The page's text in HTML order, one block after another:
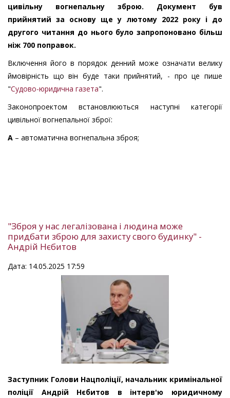
цивільну вогнепальну зброю. Документ був
прийнятий за основу ще у лютому 2022 року і до
другого читання до нього було запропоновано більш
ніж 700 поправок.
Включення його в порядок денний може означати велику
ймовірність що він буде таки прийнятий, - про це пише
"Судово-юридична газета".
Законопроектом встановлюються наступні категорії
цивільної вогнепальної зброї:
А – автоматична вогнепальна зброя;
"Зброя у нас легалізована і людина може
придбати зброю для захисту свого будинку" -
Андрій Нєбитов
Дата: 14.05.2025 17:59
Заступник Голови Нацполіції, начальник кримінальної
поліції Андрій Нєбитов в інтерв'ю юридичному